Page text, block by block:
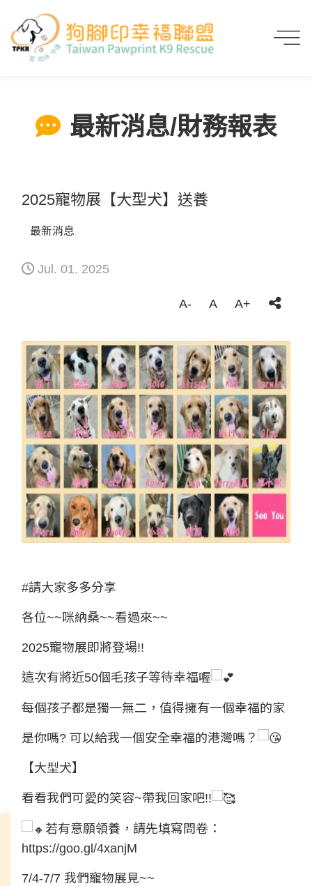
最新消息/財務報表
2025寵物展【大型犬】送養
最新消息
Jul. 01. 2025
A- A A+
#請大家多多分享
各位~~咪納桑~~看過來~~
2025寵物展即將登場!!
這次有將近50個毛孩子等待幸福喔
每個孩子都是獨一無二，值得擁有一個幸福的家
是你嗎? 可以給我一個安全幸福的港灣嗎？
【大型犬】
看看我們可愛的笑容~帶我回家吧!!
若有意願領養，請先填寫問卷：
https://goo.gl/4xanjM
7/4-7/7 我們寵物展見~~